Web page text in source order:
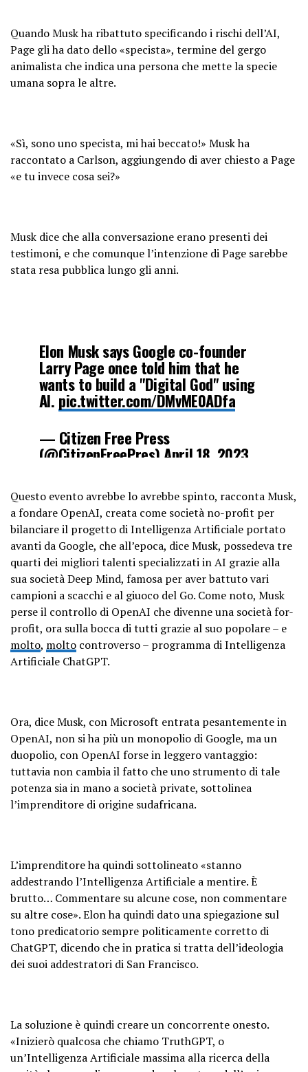
Quando Musk ha ribattuto specificando i rischi dell’AI,
Page gli ha dato dello «specista», termine del gergo
animalista che indica una persona che mette la specie
umana sopra le altre.
«Sì, sono uno specista, mi hai beccato!» Musk ha
raccontato a Carlson, aggiungendo di aver chiesto a Page
«e tu invece cosa sei?»
Musk dice che alla conversazione erano presenti dei
testimoni, e che comunque l’intenzione di Page sarebbe
stata resa pubblica lungo gli anni.
Elon Musk says Google co-founder
Larry Page once told him that he
wants to build a "Digital God" using
AI. pic.twitter.com/DMvME0ADfa
— Citizen Free Press
(@CitizenFreePres) April 18, 2023
Questo evento avrebbe lo avrebbe spinto, racconta Musk,
a fondare OpenAI, creata come società no-profit per
bilanciare il progetto di Intelligenza Artificiale portato
avanti da Google, che all’epoca, dice Musk, possedeva tre
quarti dei migliori talenti specializzati in AI grazie alla
sua società Deep Mind, famosa per aver battuto vari
campioni a scacchi e al giuoco del Go. Come noto, Musk
perse il controllo di OpenAI che divenne una società for-
profit, ora sulla bocca di tutti grazie al suo popolare – e
molto, molto controverso – programma di Intelligenza
Artificiale ChatGPT.
Ora, dice Musk, con Microsoft entrata pesantemente in
OpenAI, non si ha più un monopolio di Google, ma un
duopolio, con OpenAI forse in leggero vantaggio:
tuttavia non cambia il fatto che uno strumento di tale
potenza sia in mano a società private, sottolinea
l’imprenditore di origine sudafricana.
L’imprenditore ha quindi sottolineato «stanno
addestrando l’Intelligenza Artificiale a mentire. È
brutto… Commentare su alcune cose, non commentare
su altre cose». Elon ha quindi dato una spiegazione sul
tono predicatorio sempre politicamente corretto di
ChatGPT, dicendo che in pratica si tratta dell’ideologia
dei suoi addestratori di San Francisco.
La soluzione è quindi creare un concorrente onesto.
«Inizierò qualcosa che chiamo TruthGPT, o
un’Intelligenza Artificiale massima alla ricerca della